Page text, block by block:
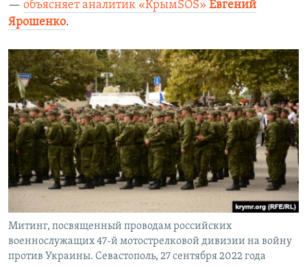
— объясняет аналитик «КрымSOS» Евгений
Ярошенко.
Митинг, посвященный проводам российских
военнослужащих 47-й мотострелковой дивизии на войну
против Украины. Севастополь, 27 сентября 2022 года